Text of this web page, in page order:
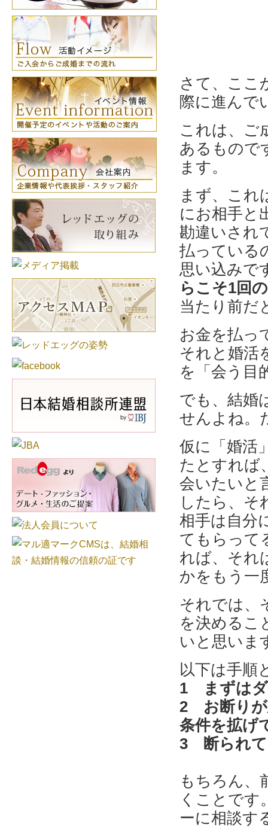
さて、ここ
際に進んで
これは、ご
あるもので
ます。
まず、これ
にお相手と
勘違いされ
払っている
思い込みで
らこそ1回
当たり前だ
お金を払っ
それと婚活
を「会う目
でも、結婚
せんよね。
仮に「婚活
たとすれば
会いたいと
したら、そ
相手は自分
てもらって
れば、それ
かをもう一
それでは、
を決めるこ
いと思いま
以下は手順
1 まずはダ
2 お断りが
条件を拡げ
3 断られて
もちろん、
くことです
ーに相談す